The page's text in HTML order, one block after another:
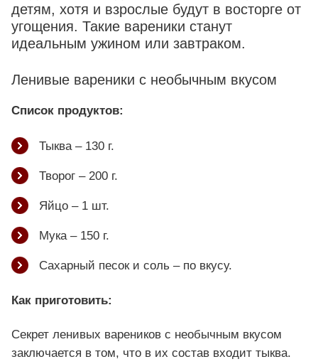
детям, хотя и взрослые будут в восторге от
угощения. Такие вареники станут
идеальным ужином или завтраком.
Ленивые вареники с необычным вкусом
Список продуктов:
Тыква – 130 г.
Творог – 200 г.
Яйцо – 1 шт.
Мука – 150 г.
Сахарный песок и соль – по вкусу.
Как приготовить:
Секрет ленивых вареников с необычным вкусом
заключается в том, что в их состав входит тыква.